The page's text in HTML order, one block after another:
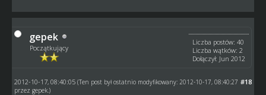
gepek
Początkujący
Liczba postów: 40
Liczba wątków: 2
Dołączył: Jun 2012
#18
2012-10-17, 08:40:05 (Ten post był ostatnio modyfikowany: 2012-10-17, 08:40:27
przez gepek.)